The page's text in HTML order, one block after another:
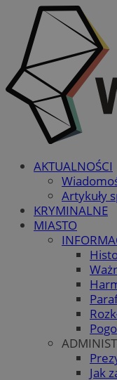
AKTUALNOŚCI
Artykuły
KRYMINALNE
MIASTO
Jak